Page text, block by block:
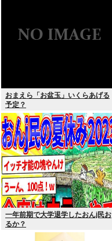
おまえら「お盆玉」いくらあげる
予定？
一年前期で大学退学したおんj民お
るか？